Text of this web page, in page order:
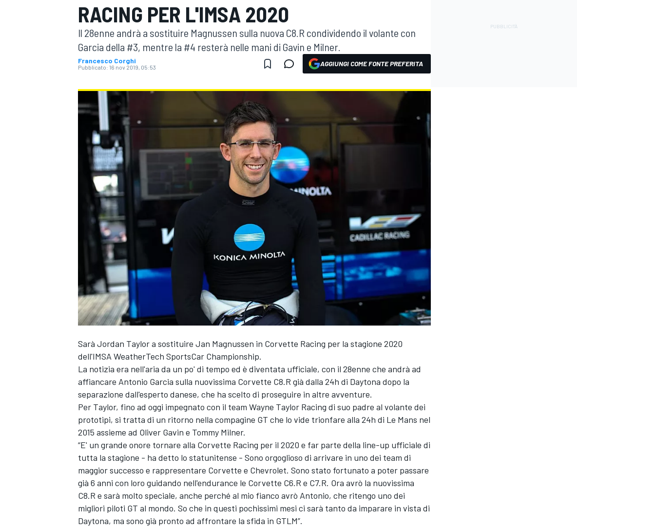
MOTOGP WEC
MONOPOSTO
RACING PER L'IMSA 2020
Il 28enne andrà a sostituire Magnussen sulla nuova C8.R condividendo il volante con
Garcia della #3, mentre la #4 resterà nelle mani di Gavin e Milner.
Francesco Corghi
Pubblicato: 16 nov 2019, 05:53 AGGIUNGI COME FONTE PREFERITA
Sarà Jordan Taylor a sostituire Jan Magnussen in Corvette Racing per la stagione 2020
dell'IMSA WeatherTech SportsCar Championship.
La notizia era nell'aria da un po' di tempo ed è diventata ufficiale, con il 28enne che andrà ad
affiancare Antonio Garcia sulla nuovissima Corvette C8.R già dalla 24h di Daytona dopo la
separazione dall'esperto danese, che ha scelto di proseguire in altre avventure.
Per Taylor, fino ad oggi impegnato con il team Wayne Taylor Racing di suo padre al volante dei
prototipi, si tratta di un ritorno nella compagine GT che lo vide trionfare alla 24h di Le Mans nel
2015 assieme ad Oliver Gavin e Tommy Milner.
“E' un grande onore tornare alla Corvette Racing per il 2020 e far parte della line-up ufficiale di
tutta la stagione - ha detto lo statunitense - Sono orgoglioso di arrivare in uno dei team di
maggior successo e rappresentare Corvette e Chevrolet. Sono stato fortunato a poter passare
già 6 anni con loro guidando nell'endurance le Corvette C6.R e C7.R. Ora avrò la nuovissima
C8.R e sarà molto speciale, anche perché al mio fianco avrò Antonio, che ritengo uno dei
migliori piloti GT al mondo. So che in questi pochissimi mesi ci sarà tanto da imparare in vista di
Daytona, ma sono già pronto ad affrontare la sfida in GTLM”.